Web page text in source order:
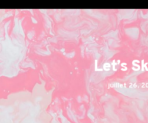
Let’s
juillet 26,